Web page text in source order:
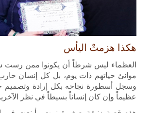
هكذا هزمتْ اليأس
العظماء ليس شرطاً أن يكونوا ممن رست
موانئ حياتهم ذات يوم، بل كل إنسان
وسجل أسطورة نجاحه بكل إرادة وتصميم
عظيماً وإن كان إنساناً بسيطاً في نظر